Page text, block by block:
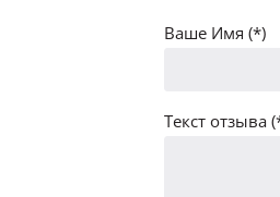
Ваше Имя (*)
Текст отзыва